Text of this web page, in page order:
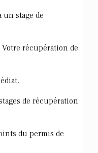
stage de
récupération de
de récupération
du permis de